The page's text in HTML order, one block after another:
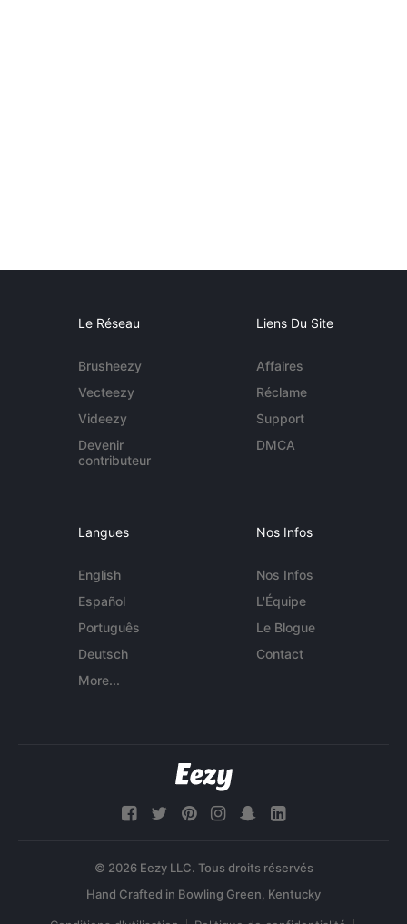
Le Réseau
Brusheezy
Vecteezy
Videezy
Devenir
contributeur
Liens Du Site
Affaires
Réclame
Support
DMCA
Langues
English
Español
Português
Deutsch
More...
Nos Infos
Nos Infos
L'Équipe
Le Blogue
Contact
© 2026 Eezy LLC. Tous droits réservés